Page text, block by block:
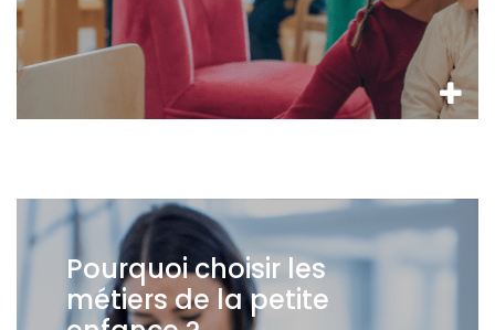
Pourquoi choisir les
métiers de la petite